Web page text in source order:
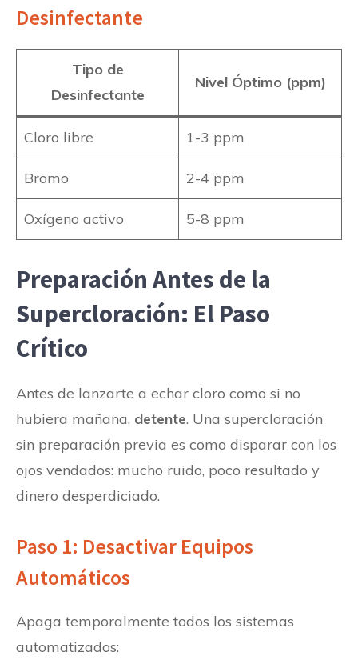
Desinfectante
Tipo de
Desinfectante
Nivel Óptimo (ppm)
Cloro libre 1-3 ppm
Bromo 2-4 ppm
Oxígeno activo 5-8 ppm
Preparación Antes de la
Supercloración: El Paso
Crítico
Antes de lanzarte a echar cloro como si no
hubiera mañana, detente. Una supercloración
sin preparación previa es como disparar con los
ojos vendados: mucho ruido, poco resultado y
dinero desperdiciado.
Paso 1: Desactivar Equipos
Automáticos
Apaga temporalmente todos los sistemas
automatizados: